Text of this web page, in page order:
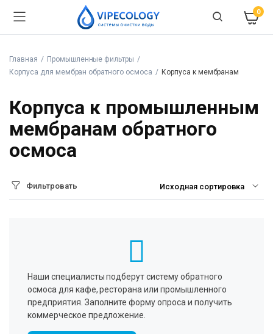
0
Главная
Промышленные фильтры
Корпуса для мембран обратного осмоса
Корпуса к мембранам
Корпуса к промышленным
мембранам обратного
осмоса
Фильтровать
Наши специалисты подберут систему обратного
осмоса для кафе, ресторана или промышленного
предприятия. Заполните форму опроса и получить
коммерческое предложение.